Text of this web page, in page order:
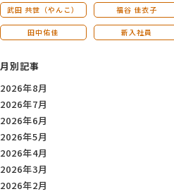
武田 共世（やんこ） 福谷 佳衣子
田中佑佳 新入社員
月別記事
2026年8月
2026年7月
2026年6月
2026年5月
2026年4月
2026年3月
2026年2月